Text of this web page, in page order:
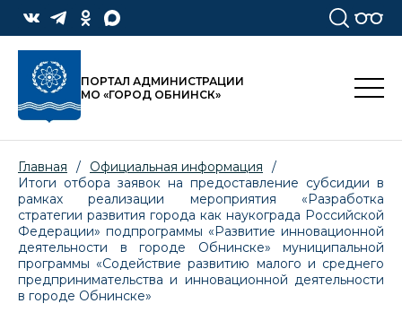
ПОРТАЛ АДМИНИСТРАЦИИ
МО «ГОРОД ОБНИНСК»
Главная / Официальная информация
/
Итоги отбора заявок на предоставление субсидии в
рамках реализации мероприятия «Разработка
стратегии развития города как наукограда Российской
Федерации» подпрограммы «Развитие инновационной
деятельности в городе Обнинске» муниципальной
программы «Содействие развитию малого и среднего
предпринимательства и инновационной деятельности
в городе Обнинске»